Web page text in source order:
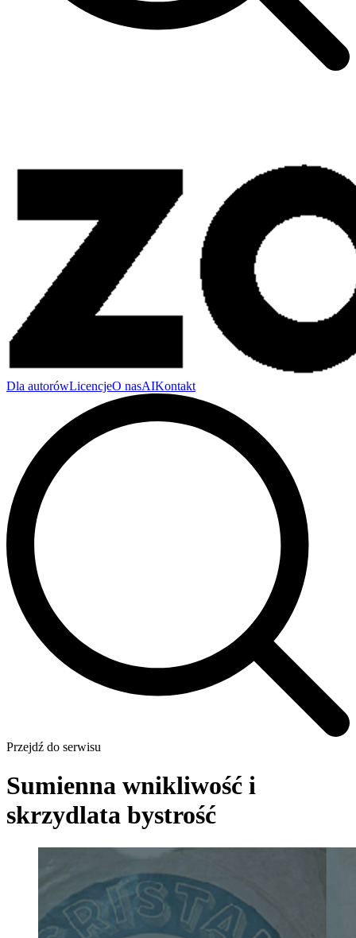
Dla autorówLicencjeO nasAIKontakt
Przejdź do serwisu
Sumienna wnikliwość i
skrzydlata bystrość